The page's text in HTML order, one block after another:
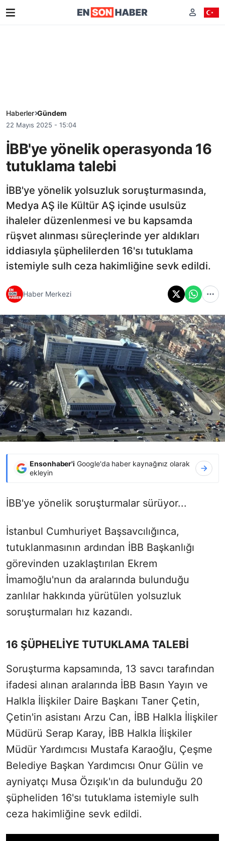
Haberler Gündem
22 Mayıs 2025 - 15:04
İBB'ye yönelik operasyonda 16
tutuklama talebi
İBB'ye yönelik yolsuzluk soruşturmasında,
Medya AŞ ile Kültür AŞ içinde usulsüz
ihaleler düzenlenmesi ve bu kapsamda
rüşvet alınması süreçlerinde yer aldıkları
iddiasıyla şüphelilerden 16'sı tutuklama
istemiyle sulh ceza hakimliğine sevk edildi.
Haber Merkezi
Ensonhaber'i Google'da haber kaynağınız olarak
ekleyin
İBB'ye yönelik soruşturmalar sürüyor...
İstanbul Cumhuriyet Başsavcılığınca,
tutuklanmasının ardından İBB Başkanlığı
görevinden uzaklaştırılan Ekrem
İmamoğlu'nun da aralarında bulunduğu
zanlılar hakkında yürütülen yolsuzluk
soruşturmaları hız kazandı.
16 ŞÜPHELİYE TUTUKLAMA TALEBİ
Soruşturma kapsamında, 13 savcı tarafından
ifadesi alınan aralarında İBB Basın Yayın ve
Halkla İlişkiler Daire Başkanı Taner Çetin,
Çetin'in asistanı Arzu Can, İBB Halkla İlişkiler
Müdürü Serap Karay, İBB Halkla İlişkiler
Müdür Yardımcısı Mustafa Karaoğlu, Çeşme
Belediye Başkan Yardımcısı Onur Gülin ve
ayniyatçı Musa Özışık'ın da bulunduğu 20
şüpheliden 16'sı tutuklama istemiyle sulh
ceza hakimliğine sevk edildi.